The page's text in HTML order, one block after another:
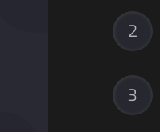
2
3